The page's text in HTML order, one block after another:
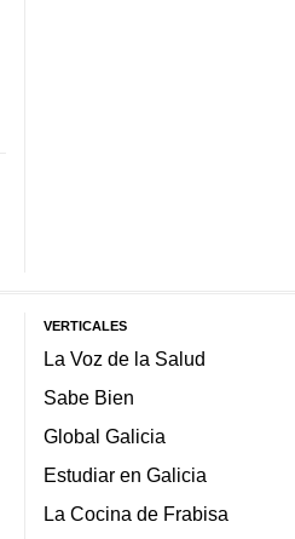
VERTICALES
La Voz de la Salud
Sabe Bien
Global Galicia
Estudiar en Galicia
La Cocina de Frabisa